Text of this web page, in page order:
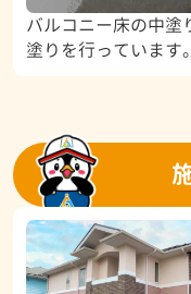
バルコニー床の中塗
塗りを行っています。